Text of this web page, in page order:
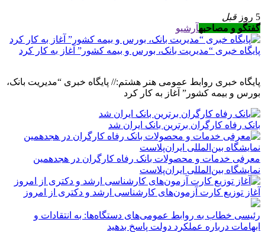
5 روز
قبل
گفتگو و مصاحبهآرشیو
پایگاه خبری “مدیریت بانک، بورس و بیمه کشور” آغاز به کار کرد
پایگاه خبری روابط عمومی هنر هشتم:// پایگاه خبری “مدیریت بانک،
بورس و بیمه کشور” آغاز به کار کرد
بانک رفاه کارگران برترین بانک ایران شد
معرفی خدمات و محصولات بانک رفاه کارگران در هجدهمین
نمایشگاه بین‌المللی ایران‌پلاست
آغاز توزیع کارت آزمون‌های کارشناسی ارشد و دکتری از امروز
رئیسی خطاب به روابط عمومی‌های دستگاه‌ها: به انتقادات و
ابهامات درباره عملکرد دولت پاسخ بدهید